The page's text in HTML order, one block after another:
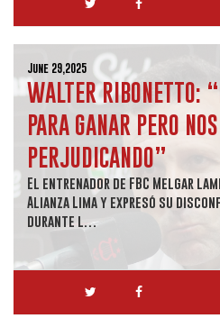
June 29,2025
WALTER RIBONETTO:
PARA GANAR PERO
PERJUDICANDO”
El entrenador de FBC Melgar
Alianza Lima y expresó su
durante l…